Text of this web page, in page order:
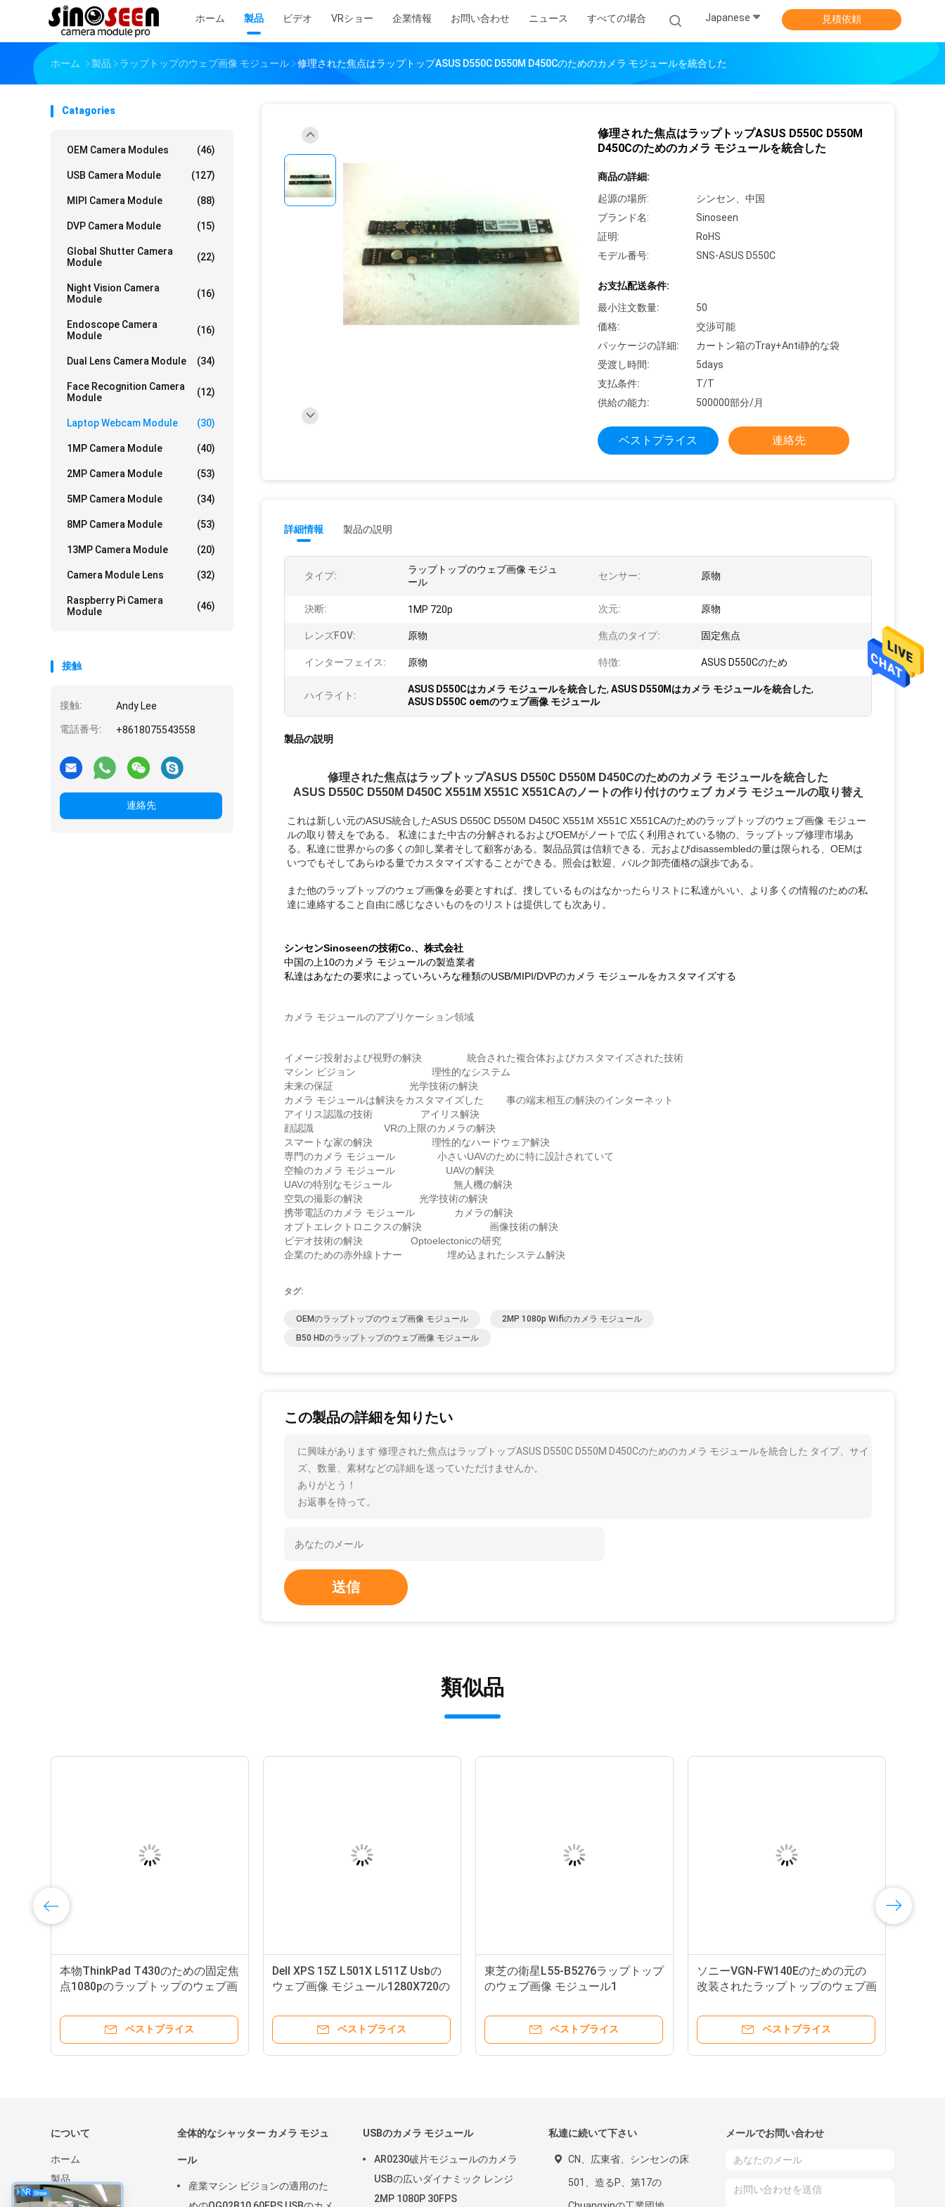
ホーム 製品 ビデオ VRショー 企業情報 お問い合わせ ニュース すべての場合 Japanese 見積依頼
ホーム 製品 ラップトップのウェブ画像 モジュール 修理された焦点はラップトップASUS D550C D550M D450Cのためのカメラ モジュールを統合した
Catagories
OEM Camera Modules (46)
USB Camera Module (127)
MIPI Camera Module (88)
DVP Camera Module (15)
Global Shutter Camera
Module
(22)
Night Vision Camera
Module
(16)
Endoscope Camera
Module
(16)
Dual Lens Camera Module (34)
Face Recognition Camera
Module
(12)
Laptop Webcam Module (30)
1MP Camera Module (40)
2MP Camera Module (53)
5MP Camera Module (34)
8MP Camera Module (53)
13MP Camera Module (20)
Camera Module Lens (32)
Raspberry Pi Camera
Module
(46)
接触
接触: Andy Lee
電話番号: +8618075543558
連絡先
修理された焦点はラップトップASUS D550C D550M
D450Cのためのカメラ モジュールを統合した
商品の詳細:
起源の場所:
シンセン、中国
ブランド名:
Sinoseen
証明:
RoHS
モデル番号:
SNS-ASUS D550C
お支払配送条件:
最小注文数量:
50
価格:
交渉可能
パッケージの詳細:
カートン箱のTray+Anti静的な袋
受渡し時間:
5days
支払条件:
T/T
供給の能力:
500000部分/月
ベストプライス 連絡先
詳細情報 製品の説明
タイプ:
ラップトップのウェブ画像 モジュ
ール
センサー: 原物
決断: 1MP 720p 次元: 原物
レンズFOV: 原物 焦点のタイプ: 固定焦点
インターフェイス: 原物 特徴: ASUS D550Cのため
ハイライト:
ASUS D550Cはカメラ モジュールを統合した, ASUS D550Mはカメラ モジュールを統合した,
ASUS D550C oemのウェブ画像 モジュール
製品の説明
修理された焦点はラップトップASUS D550C D550M D450Cのためのカメラ モジュールを統合した
ASUS D550C D550M D450C X551M X551C X551CAのノートの作り付けのウェブ カメラ モジュールの取り替え
これは新しい元のASUS統合したASUS D550C D550M D450C X551M X551C X551CAのためのラップトップのウェブ画像 モジュー
ルの取り替えをである。 私達にまた中古の分解されるおよびOEMがノートで広く利用されている物の、ラップトップ修理市場あ
る。私達に世界からの多くの卸し業者そして顧客がある。製品品質は信頼できる、元およびdisassembledの量は限られる、OEMは
いつでもそしてあらゆる量でカスタマイズすることができる。照会は歓迎、バルク卸売価格の譲歩である。
また他のラップトップのウェブ画像を必要とすれば、捜しているものはなかったらリストに私達がいい、より多くの情報のための私
達に連絡すること自由に感じなさいものをのリストは提供しても次あり。
シンセンSinoseenの技術Co.、株式会社
中国の上10のカメラ モジュールの製造業者
私達はあなたの要求によっていろいろな種類のUSB/MIPI/DVPのカメラ モジュールをカスタマイズする
カメラ モジュールのアプリケーション領域
イメージ投射および視野の解決 統合された複合体およびカスタマイズされた技術
マシン ビジョン 理性的なシステム
未来の保証 光学技術の解決
カメラ モジュールは解決をカスタマイズした 事の端末相互の解決のインターネット
アイリス認識の技術 アイリス解決
顔認識 VRの上限のカメラの解決
スマートな家の解決 理性的なハードウェア解決
専門のカメラ モジュール 小さいUAVのために特に設計されていて
空輸のカメラ モジュール UAVの解決
UAVの特別なモジュール 無人機の解決
空気の撮影の解決 光学技術の解決
携帯電話のカメラ モジュール カメラの解決
オプトエレクトロニクスの解決 画像技術の解決
ビデオ技術の解決 Optoelectonicの研究
企業のための赤外線トナー 埋め込まれたシステム解決
タグ:
OEMのラップトップのウェブ画像 モジュール
2MP 1080p Wifiのカメラ モジュール
B50 HDのラップトップのウェブ画像 モジュール
この製品の詳細を知りたい
に興味があります 修理された焦点はラップトップASUS D550C D550M D450Cのためのカメラ モジュールを統合した タイプ、サイ
ズ、数量、素材などの詳細を送っていただけませんか。
ありがとう！
お返事を待って。
送信
類似品
本物ThinkPad T430のための固定焦
点1080pのラップトップのウェブ画
ベストプライス
Dell XPS 15Z L501X L511Z Usbの
ウェブ画像 モジュール1280X720の
ベストプライス
東芝の衛星L55-B5276ラップトップ
のウェブ画像 モジュール1
ベストプライス
ソニーVGN-FW140Eのための元の
改装されたラップトップのウェブ画
ベストプライス
について
ホーム
製品
VRショー
全体的なシャッター カメラ モジュ
ール
産業マシン ビジョンの適用のた
USBのカメラ モジュール
AR0230破片モジュールのカメラ
USBの広いダイナミック レンジ
2MP 1080P 30FPS
私達に続いて下さい
CN、広東省、シンセンの床
501、造るP、第17の
メールでお問い合わせ